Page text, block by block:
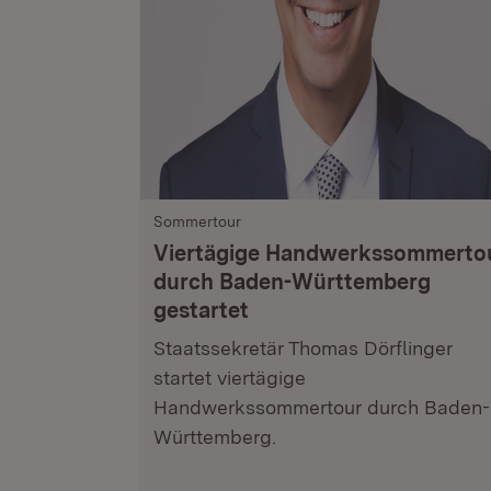
Sommertour
Viertägige
durch Baden-Württemberg
gestartet
Staatssekretär Thomas Dörflinger
startet viertägige
Handwerkssommertour durch Baden-
Württemberg.